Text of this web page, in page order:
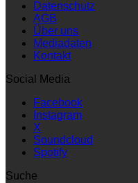
Datenschutz
AGB
Über uns
Mediadaten
Kontakt
Social Media
Facebook
Instagram
X
Soundcloud
Spotify
Suche